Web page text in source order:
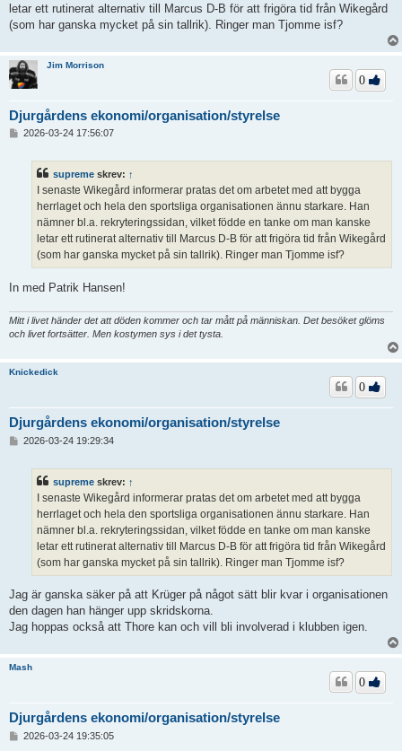
letar ett rutinerat alternativ till Marcus D-B för att frigöra tid från Wikegård
(som har ganska mycket på sin tallrik). Ringer man Tjomme isf?
Jim Morrison
Djurgårdens ekonomi/organisation/styrelse
0
2026-03-24 17:56:07
supreme skrev: ↑
I senaste Wikegård informerar pratas det om arbetet med att bygga
herrlaget och hela den sportsliga organisationen ännu starkare. Han
nämner bl.a. rekryteringssidan, vilket födde en tanke om man kanske
letar ett rutinerat alternativ till Marcus D-B för att frigöra tid från Wikegård
(som har ganska mycket på sin tallrik). Ringer man Tjomme isf?
In med Patrik Hansen!
Mitt i livet händer det att döden kommer och tar mått på människan. Det besöket glöms
och livet fortsätter. Men kostymen sys i det tysta.
Knickedick
Djurgårdens ekonomi/organisation/styrelse
0
2026-03-24 19:29:34
supreme skrev: ↑
I senaste Wikegård informerar pratas det om arbetet med att bygga
herrlaget och hela den sportsliga organisationen ännu starkare. Han
nämner bl.a. rekryteringssidan, vilket födde en tanke om man kanske
letar ett rutinerat alternativ till Marcus D-B för att frigöra tid från Wikegård
(som har ganska mycket på sin tallrik). Ringer man Tjomme isf?
Jag är ganska säker på att Krüger på något sätt blir kvar i organisationen
den dagen han hänger upp skridskorna.
Jag hoppas också att Thore kan och vill bli involverad i klubben igen.
Mash
Djurgårdens ekonomi/organisation/styrelse
0
2026-03-24 19:35:05